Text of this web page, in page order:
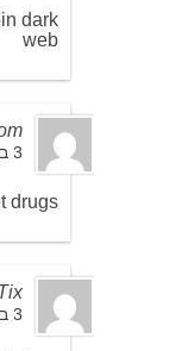
dark
web
3 במרץ 2025 ב 19:48
drugs
3 במרץ 2025 ב 20:00